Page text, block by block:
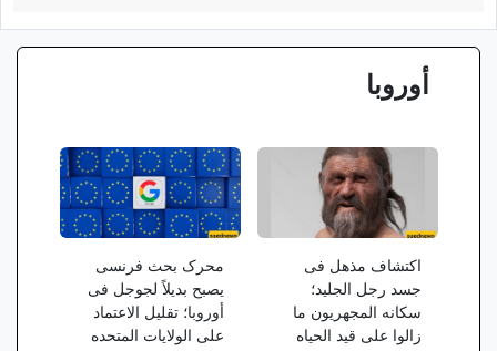
أوروبا
اکتشاف مذهل فی
جسد رجل الجلید؛
سکانه المجهریون ما
زالوا على قید الحیاه
محرک بحث فرنسی
یصبح بدیلاً لجوجل فی
أوروبا؛ تقلیل الاعتماد
على الولایات المتحده